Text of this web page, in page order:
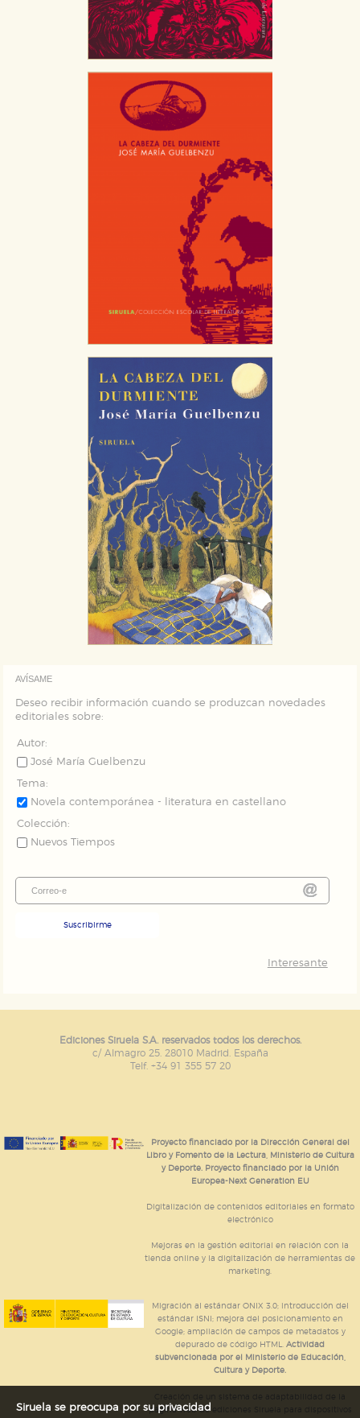
AVÍSAME
Deseo recibir información cuando se produzcan novedades
editoriales sobre:
Autor:
José María Guelbenzu
Tema:
Novela contemporánea - literatura en castellano
Colección:
Nuevos Tiempos
Suscribirme
Interesante
Ediciones Siruela S.A. reservados todos los derechos.
c/ Almagro 25. 28010 Madrid. España
Telf. +34 91 355 57 20
Proyecto financiado por la Dirección General del
Libro y Fomento de la Lectura, Ministerio de Cultura
y Deporte. Proyecto financiado por la Unión
Europea-Next Generation EU
Digitalización de contenidos editoriales en formato
electrónico
Mejoras en la gestión editorial en relación con la
tienda online y la digitalización de herramientas de
marketing.
Migración al estándar ONIX 3.0; introducción del
estándar ISNI; mejora del posicionamiento en
Google; ampliación de campos de metadatos y
depurado de código HTML.Actividad
subvencionada por el Ministerio de Educación,
Cultura y Deporte.
página web de ediciones Siruela para dispositivos
Siruela se preocupa por su privacidad